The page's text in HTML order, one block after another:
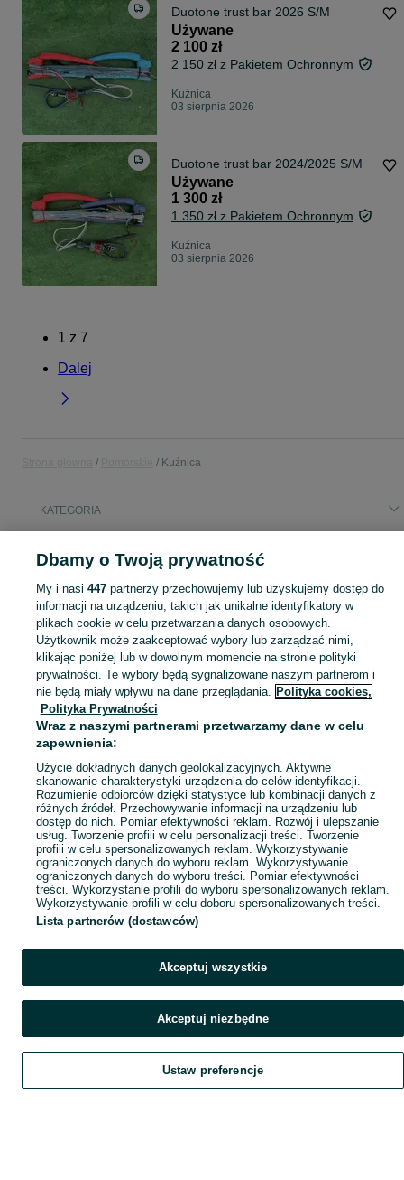
Duotone trust bar 2026 S/M
Używane
2 100 zł
2 150 zł z Pakietem Ochronnym
Kuźnica
03 sierpnia 2026
Duotone trust bar 2024/2025 S/M
Używane
1 300 zł
1 350 zł z Pakietem Ochronnym
Kuźnica
03 sierpnia 2026
1 z 7
Dalej
Kuźnica
KATEGORIA
Popularne wyszukiwania
kuźnica noclegi
Skorzystaj z największego serwisu ogłoszeniowego - Kuźnica i okolice! Kupuj to, czego pragniesz i sprzedawaj to, czego już nie potrzebujesz! Zobacz
Mapa kategorii
Mapa miejscowości
Mapa ministron
Szukaj Obserwujesz Dodaj Czat Konto
Dbamy o Twoją prywatność
My i nasi 447partnerzy przechowujemy lub uzyskujemy dostęp do
informacji na urządzeniu, takich jak unikalne identyfikatory w
plikach cookie w celu przetwarzania danych osobowych.
Użytkownik może zaakceptować wybory lub zarządzać nimi,
klikając poniżej lub w dowolnym momencie na stronie polityki
prywatności. Te wybory będą sygnalizowane naszym partnerom i
nie będą miały wpływu na dane przeglądania. Polityka cookies,
Polityka Prywatności
Wraz z naszymi partnerami przetwarzamy dane w celu
zapewnienia:
Użycie dokładnych danych geolokalizacyjnych. Aktywne
skanowanie charakterystyki urządzenia do celów identyfikacji.
Rozumienie odbiorców dzięki statystyce lub kombinacji danych z
różnych źródeł. Przechowywanie informacji na urządzeniu lub
dostęp do nich. Pomiar efektywności reklam. Rozwój i ulepszanie
usług. Tworzenie profili w celu personalizacji treści. Tworzenie
profili w celu spersonalizowanych reklam. Wykorzystywanie
ograniczonych danych do wyboru reklam. Wykorzystywanie
ograniczonych danych do wyboru treści. Pomiar efektywności
treści. Wykorzystanie profili do wyboru spersonalizowanych reklam.
Wykorzystywanie profili w celu doboru spersonalizowanych treści.
Lista partnerów (dostawców)
Akceptuj wszystkie
Akceptuj niezbędne
Ustaw preferencje